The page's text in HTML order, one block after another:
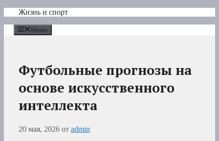
Перейти
содержимому
Жизнь и спорт
Меню
Футбольные прогнозы на
основе искусственного
интеллекта
20 мая, 2026 от admin